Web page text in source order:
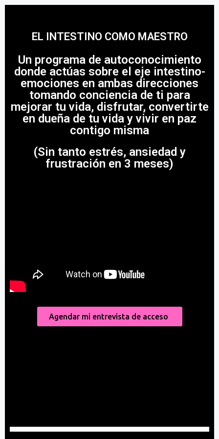
EL INTESTINO COMO MAESTRO
Un programa de autoconocimiento
donde actúas sobre el eje intestino-
emociones en ambas direcciones
tomando conciencia de ti para
mejorar tu vida, disfrutar, convertirte
en dueña de tu vida y vivir en paz
contigo misma
(Sin tanto estrés, ansiedad y
frustración en 3 meses)
Agendar mi entrevista de acceso